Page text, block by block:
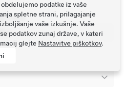
Tesla © 2026
in pravna obvestila
vozila
podatke iz vaše
spletne strani, prilagajanje
vaše izkušnje. Vaše
podatkov zunaj države, v kateri
glejte Nastavitve piškotkov.